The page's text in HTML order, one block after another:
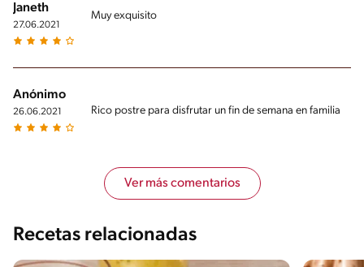
Janeth
27.06.2021
Muy exquisito
Anónimo
26.06.2021 Rico postre para disfrutar un fin de semana en familia
Ver más comentarios
Recetas relacionadas